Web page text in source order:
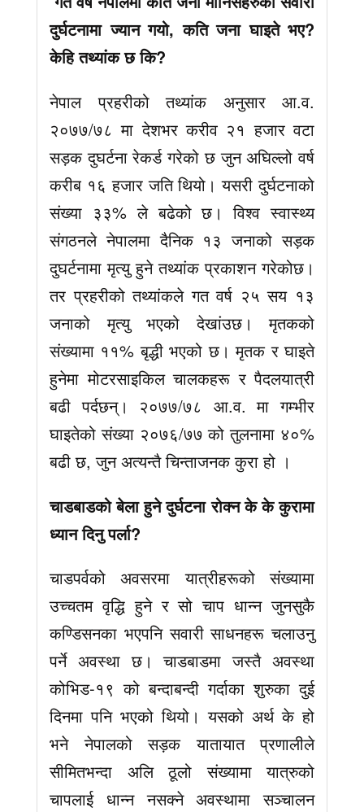
दुर्घटनामा ज्यान गयो, कति जना घाइते भए?
केहि तथ्यांक छ कि?
नेपाल प्रहरीको तथ्यांक अनुसार आ.व.
२०७७/७८ मा देशभर करीव २१ हजार वटा
सड़क दुघर्टना रेकर्ड गरेको छ जुन अघिल्लो वर्ष
करीब १६ हजार जति थियो। यसरी दुर्घटनाको
संख्या ३३% ले बढेको छ। विश्व स्वास्थ्य
संगठनले नेपालमा दैनिक १३ जनाको सड़क
दुघर्टनामा मृत्यु हुने तथ्यांक प्रकाशन गरेकोछ।
तर प्रहरीको तथ्यांकले गत वर्ष २५ सय १३
जनाको मृत्यु भएको देखांउछ। मृतकको
संख्यामा ११% बृद्धी भएको छ। मृतक र घाइते
हुनेमा मोटरसाइकिल चालकहरू र पैदलयात्री
बढी पर्दछन्। २०७७/७८ आ.व. मा गम्भीर
घाइतेको संख्या २०७६/७७ को तुलनामा ४०%
बढी छ, जुन अत्यन्तै चिन्ताजनक कुरा हो ।
चाडबाडको बेला हुने दुर्घटना रोक्न के के कुरामा
ध्यान दिनु पर्ला?
चाडपर्वको अवसरमा यात्रीहरूको संख्यामा
उच्चतम वृद्धि हुने र सो चाप धान्न जुनसुकै
कण्डिसनका भएपनि सवारी साधनहरू चलाउनु
पर्ने अवस्था छ। चाडबाडमा जस्तै अवस्था
कोभिड-१९ को बन्दाबन्दी गर्दाका शुरुका दुई
दिनमा पनि भएको थियो। यसको अर्थ के हो
भने नेपालको सड़क यातायात प्रणालीले
सीमितभन्दा अलि ठूलो संख्यामा यात्रुको
चापलाई धान्न नसक्ने अवस्थामा सञ्चालन